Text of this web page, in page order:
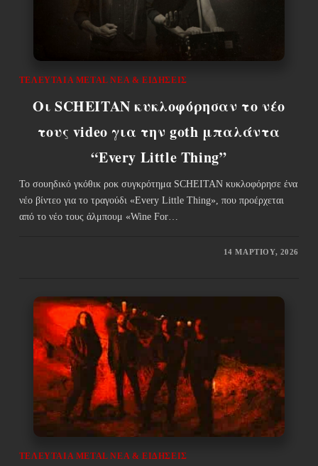
ΤΕΛΕΥΤΑΊΑ METAL ΝΈΑ & EΙΔΉΣΕΙΣ
Οι SCHEITAN κυκλοφόρησαν το νέο
τους video για την goth μπαλάντα
“Every Little Thing”
Το σουηδικό γκόθικ ροκ συγκρότημα SCHEITAN κυκλοφόρησε ένα
νέο βίντεο για το τραγούδι «Every Little Thing», που προέρχεται
από το νέο τους άλμπουμ «Wine For…
14 ΜΑΡΤΊΟΥ, 2026
ΤΕΛΕΥΤΑΊΑ METAL ΝΈΑ & EΙΔΉΣΕΙΣ